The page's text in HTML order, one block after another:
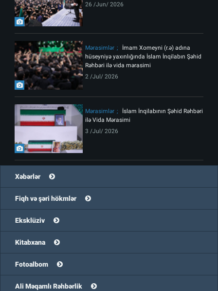
26 /Jun/ 2026
Mərasimlər
İmam Xomeyni (r.ə) adına
hüseyniyə yaxınlığında İslam İnqilabın Şəhid
Rəhbəri ilə vida mərasimi
2 /Jul/ 2026
Mərasimlər
İslam İnqilabının Şəhid Rəhbəri
ilə Vida Mərasimi
3 /Jul/ 2026
Xəbərlər
Fiqh və şəri hökmlər
Eksklüziv
Kitabxana
Fotoalbom
Ali Məqamlı Rəhbərlik